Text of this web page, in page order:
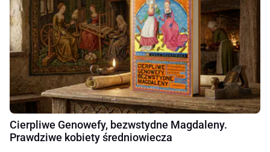
Cierpliwe Genowefy, bezwstydne Magdaleny.
Prawdziwe kobiety średniowiecza